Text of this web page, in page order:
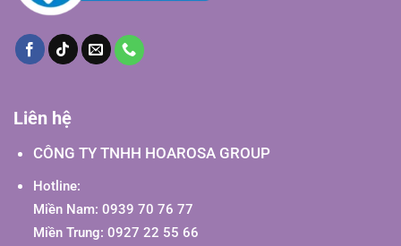
Liên hệ
CÔNG TY TNHH HOAROSA GROUP
Hotline:
Miền Nam: 0939 70 76 77
Miền Trung: 0927 22 55 66